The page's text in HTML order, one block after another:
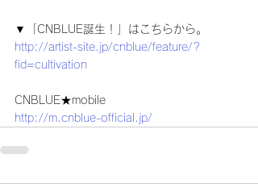
▼「CNBLUE誕生！」はこちらから。
http://artist-site.jp/cnblue/feature/?
fid=cultivation
CNBLUE★mobile
http://m.cnblue-official.jp/